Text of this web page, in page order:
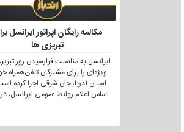
مکالمه رایگان اپراتور ایرانسل
تبریزی ها
ایرانسل به مناسبت فرارسیدن روز
ویژه‌ای را برای مشترکان تلفن‌همراه
استان آذربایجان شرقی اجرا کرده
اساس اعلام روابط عمومی ایرانسل،